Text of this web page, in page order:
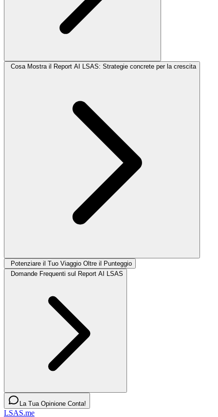
Cosa Mostra il Report AI LSAS: Strategie concrete per la crescita
Potenziare il Tuo Viaggio Oltre il Punteggio
Domande Frequenti sul Report AI LSAS
La Tua Opinione Conta!
LSAS.me